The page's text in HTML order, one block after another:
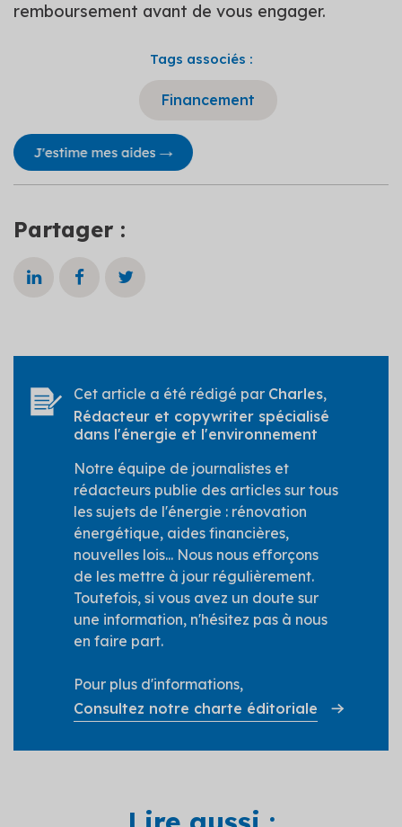
Partager :
remboursement avant de vous engager.
Tags associés :
Financement
Cet article a été rédigé par Charles,
Rédacteur et copywriter spécialisé
dans l'énergie et l'environnement
Notre équipe de journalistes et
rédacteurs publie des articles sur tous
les sujets de l'énergie : rénovation
énergétique, aides financières,
nouvelles lois... Nous nous efforçons
de les mettre à jour régulièrement.
Toutefois, si vous avez un doute sur
une information, n'hésitez pas à nous
en faire part.
Pour plus d'informations,
Consultez notre charte éditoriale